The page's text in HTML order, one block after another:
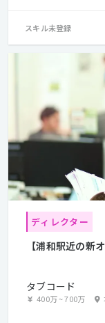
スキル未登録
ディレクター
【浦和駅近の新
タブコード
400万~700万